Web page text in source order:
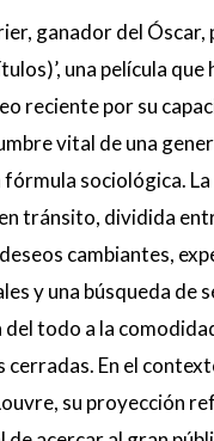
ganador del Óscar,
una película que
reciente por su
vital de una
sociológica. La
tránsito, dividida
cambiantes,
y una búsqueda de
del todo a la
cerradas. En el
su proyección